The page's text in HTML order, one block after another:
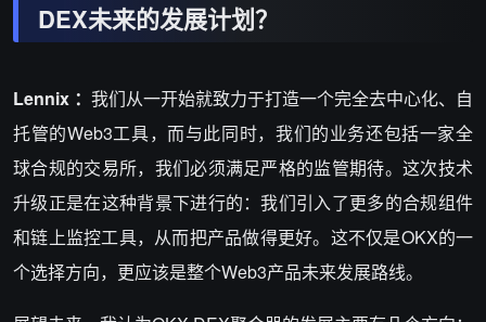
DEX未来的发展计划？
Lennix ： 我们从一开始就致力于打造一个完全去中心化、自
托管的Web3工具，而与此同时，我们的业务还包括一家全
球合规的交易所，我们必须满足严格的监管期待。这次技术
升级正是在这种背景下进行的：我们引入了更多的合规组件
和链上监控工具，从而把产品做得更好。这不仅是OKX的一
个选择方向，更应该是整个Web3产品未来发展路线。